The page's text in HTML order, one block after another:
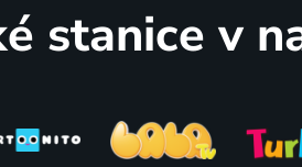
stanice v